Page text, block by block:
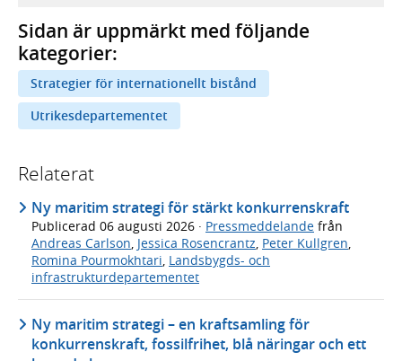
Sidan är uppmärkt med följande
kategorier:
Strategier för internationellt bistånd
Utrikesdepartementet
Relaterat
Ny maritim strategi för stärkt konkurrenskraft
Publicerad 06 augusti 2026 · Pressmeddelande från
Andreas Carlson, Jessica Rosencrantz, Peter Kullgren,
Romina Pourmokhtari, Landsbygds- och
infrastrukturdepartementet
Ny maritim strategi – en kraftsamling för
konkurrenskraft, fossilfrihet, blå näringar och ett